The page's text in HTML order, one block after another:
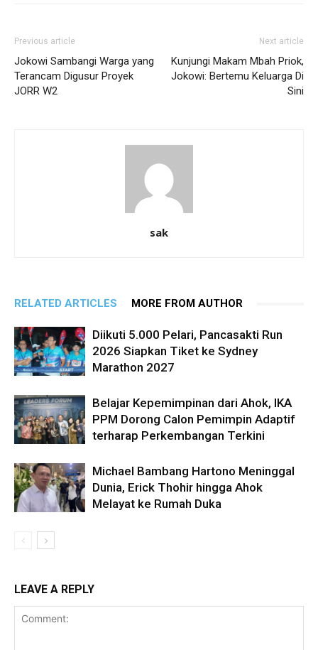
Previous article
Jokowi Sambangi Warga yang
Terancam Digusur Proyek
JORR W2
Next article
Kunjungi Makam Mbah Priok,
Jokowi: Bertemu Keluarga Di
Sini
sak
RELATED ARTICLES MORE FROM AUTHOR
Diikuti 5.000 Pelari, Pancasakti Run
2026 Siapkan Tiket ke Sydney
Marathon 2027
Belajar Kepemimpinan dari Ahok, IKA
PPM Dorong Calon Pemimpin Adaptif
terharap Perkembangan Terkini
Michael Bambang Hartono Meninggal
Dunia, Erick Thohir hingga Ahok
Melayat ke Rumah Duka
LEAVE A REPLY